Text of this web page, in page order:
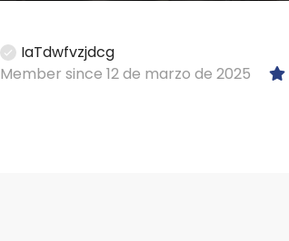
IaTdwfvzjdcg
Member since 12 de marzo de 2025